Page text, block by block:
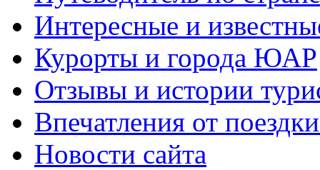
Интересные и
Курорты и города ЮАР
Отзывы и истории
Впечатления от
Новости сайта